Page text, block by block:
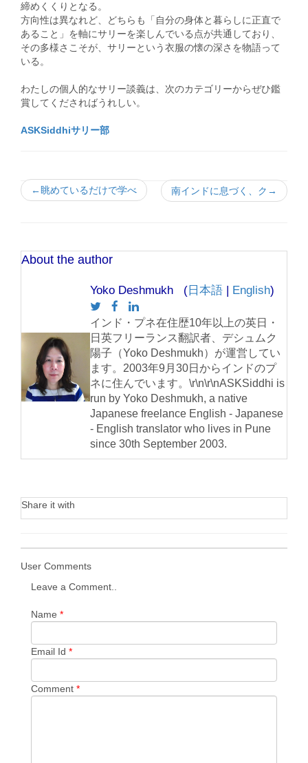
締めくくりとなる。
方向性は異なれど、どちらも「自分の身体と暮らしに正直で
あること」を軸にサリーを楽しんでいる点が共通しており、
その多様さこそが、サリーという衣服の懐の深さを物語って
いる。
わたしの個人的なサリー談義は、次のカテゴリーからぜひ鑑
賞してくださればうれしい。
ASKSiddhiサリー部
←眺めているだけで学べ 南インドに息づく、ク→
About the author
Yoko Deshmukh ( 日本語 English)
インド・プネ在住歴10年以上の英日・
日英フリーランス翻訳者、デシュムク
陽子（Yoko Deshmukh）が運営してい
ます。2003年9月30日からインドのプ
ネに住んでいます。\r\n\r\nASKSiddhi is
run by Yoko Deshmukh, a native
Japanese freelance English - Japanese
- English translator who lives in Pune
since 30th September 2003.
Share it with
User Comments
Leave a Comment..
Name *
Email Id *
Comment *